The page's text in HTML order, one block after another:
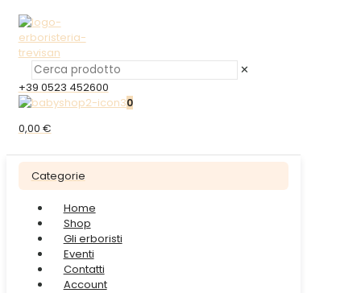
✕
+39 0523 452600
0
0,00 €
Categorie
Home
Shop
Gli erboristi
Eventi
Contatti
Account